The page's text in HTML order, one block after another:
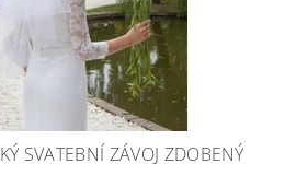
SVATEBNÍ ZÁVOJ ZDOBENÝ